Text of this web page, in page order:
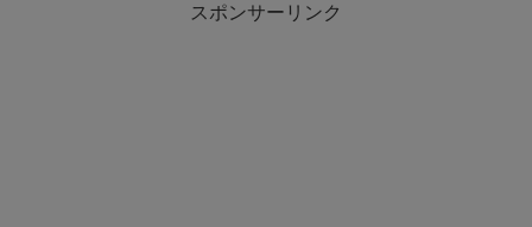
スポンサーリンク